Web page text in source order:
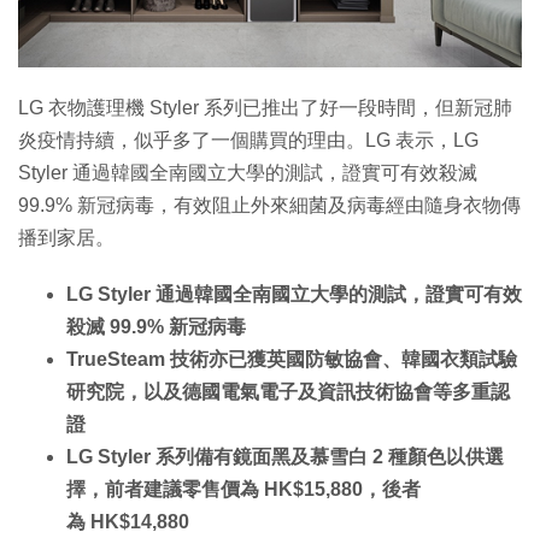
LG 衣物護理機 Styler 系列已推出了好一段時間，但新冠肺
炎疫情持續，似乎多了一個購買的理由。LG 表示，LG
Styler 通過韓國全南國立大學的測試，證實可有效殺滅
99.9% 新冠病毒，有效阻止外來細菌及病毒經由隨身衣物傳
播到家居。
LG Styler 通過韓國全南國立大學的測試，證實可有效
殺滅 99.9% 新冠病毒
TrueSteam 技術亦已獲英國防敏協會、韓國衣類試驗
研究院，以及德國電氣電子及資訊技術協會等多重認
證
LG Styler 系列備有鏡面黑及慕雪白 2 種顏色以供選
擇，前者建議零售價為 HK$15,880，後者
為 HK$14,880